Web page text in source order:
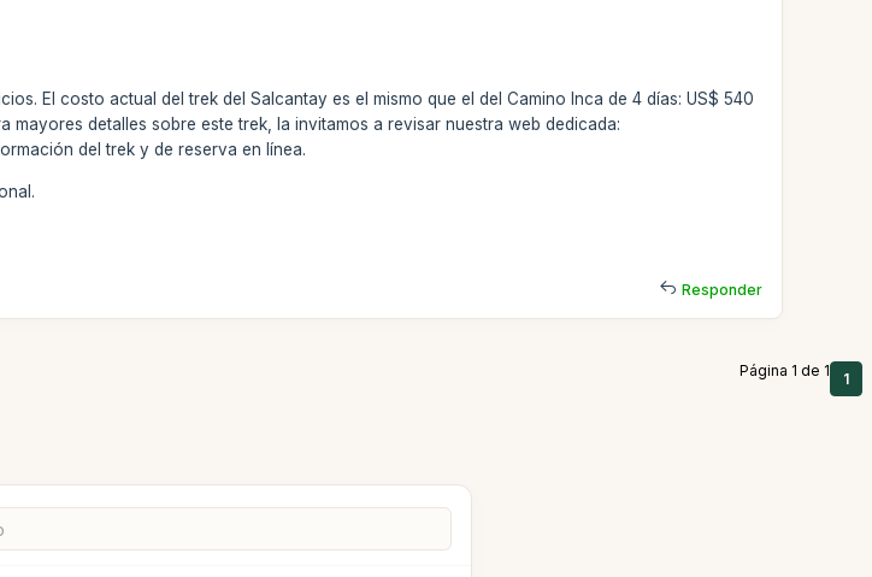
El costo actual del trek del Salcantay es el mismo que el del Camino Inca de 4 días: US$ 540
detalles sobre este trek, la invitamos a revisar nuestra web dedicada:
del trek y de reserva en línea.
Responder
Página 1 de 1 1